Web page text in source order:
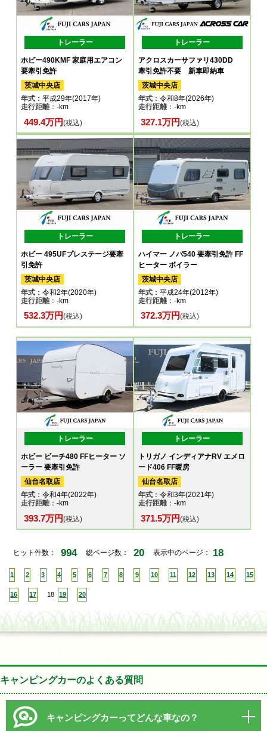
トレーラー
ホビー490KMF 家庭用エアコン
要牽引免許
茨城中央店
年式 ：平成29年(2017年)
走行距離：-km
449.4万円(税込)
トレーラー
アクロスカーサファリ430DD
牽引免許不要 新車即納車
茨城中央店
年式：令和8年(2026年)
走行距離：-km
327.1万円(税込)
トレーラー
ホビー 495UFプレステージ要牽
引免許
茨城中央店
年式 ：令和2年(2020年)
走行距離：-km
532.3万円(税込)
トレーラー
ハイマー ノバ540 要牽引免許 FF
ヒーター ボイラー
茨城中央店
年式：平成24年(2012年)
走行距離：-km
372.3万円(税込)
トレーラー
ホビー ビーチ480 FFヒーター ソ
ーラー 要牽引免許
仙台名取店
年式 ：令和4年(2022年)
走行距離：-km
393.7万円(税込)
トレーラー
トリガノ インディアナRV エメロ
ード406 FF暖房
仙台名取店
年式：令和3年(2021年)
走行距離：-km
371.5万円(税込)
ヒット件数： 994 総ページ数： 20 表示中のページ： 18
1 2 3 4 5 6 7 8 9 10 11 12 13 14 15
16 17 18 19 20
キャンピングカーのよくある質問
キャンピングカーってどんな車なの？